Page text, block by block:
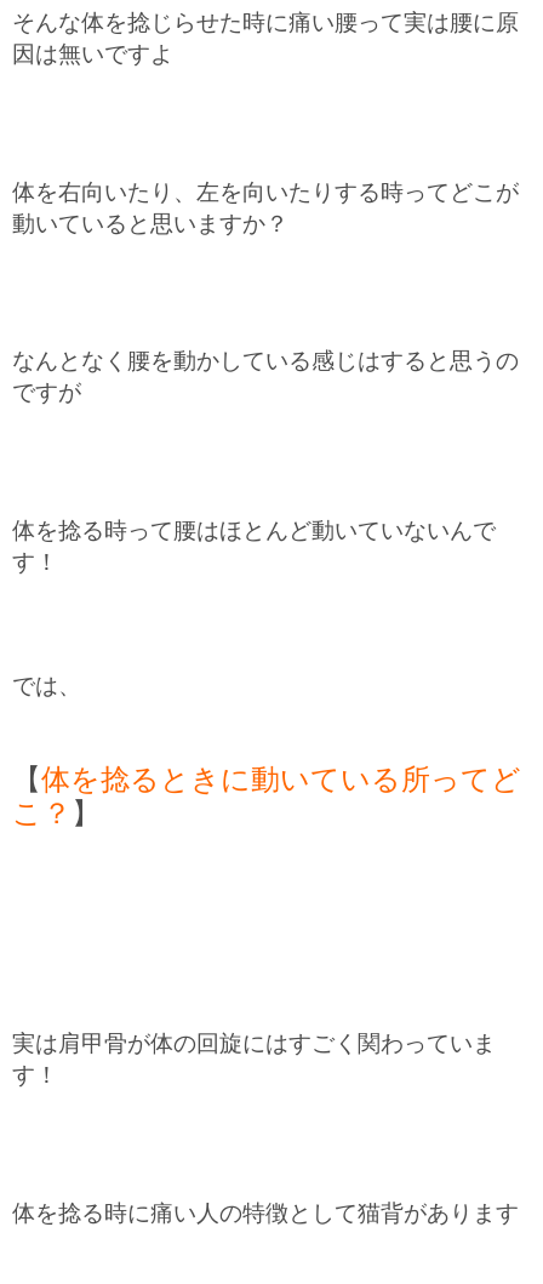
そんな体を捻じらせた時に痛い腰って実は腰に原
因は無いですよ
体を右向いたり、左を向いたりする時ってどこが
動いていると思いますか？
なんとなく腰を動かしている感じはすると思うの
ですが
体を捻る時って腰はほとんど動いていないんで
す！
では、
【体を捻るときに動いている所ってど
こ？ 】
実は肩甲骨が体の回旋にはすごく関わっていま
す！
体を捻る時に痛い人の特徴として猫背があります